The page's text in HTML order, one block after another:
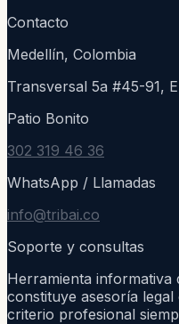
Contacto
Medellín, Colombia
Transversal 5a #45-91,
Patio Bonito
302 319 46 36
WhatsApp / Llamadas
info@tribai.co
Soporte y consultas
Herramienta
constituye asesoría
criterio profesional